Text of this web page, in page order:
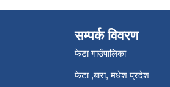
सम्पर्क विवरण
फेटा गाउँपालिका
फेटा ,बारा, मधेश प्रदेश